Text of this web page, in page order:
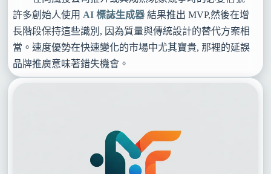
許多創始人使用 AI 標誌生成器 結果推出 MVP,然後在增
長階段保持這些識別, 因為質量與傳統設計的替代方案相
當。速度優勢在快速變化的市場中尤其寶貴, 那裡的延誤
品牌推廣意味著錯失機會。